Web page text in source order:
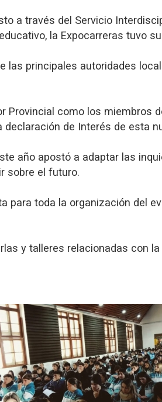
a través del Servicio
la Expocarreras tuvo
principales autoridades
Provincial como los miembros
de Interés de esta
año apostó a adaptar las
sobre el futuro.
para toda la organización del
y talleres relacionadas con